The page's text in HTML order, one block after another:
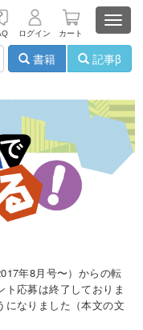
ログイン カート
書籍
記事β
年8月号〜）からの転
応募は終了しておりま
になりました（本文の文